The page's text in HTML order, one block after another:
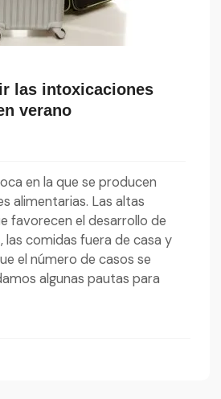
las intoxicaciones
verano
en la que se producen
alimentarias. Las altas
favorecen el desarrollo de
las comidas fuera de casa y
el número de casos se
algunas pautas para